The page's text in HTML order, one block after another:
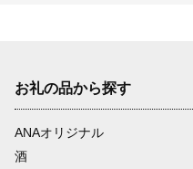
お礼の品から探す
ANAオリジナル
酒